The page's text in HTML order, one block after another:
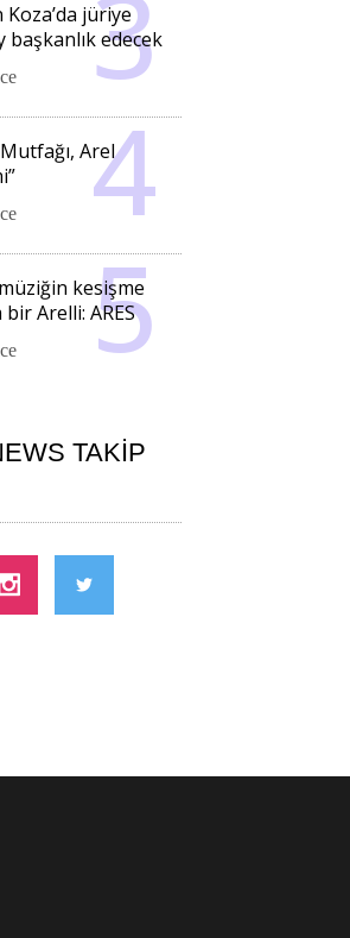
Koza’da jüriye
başkanlık edecek
Arel
kesişme
Arelli: ARES
TAKIP